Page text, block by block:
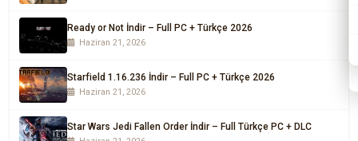
Ready or Not İndir – Full PC + Türkçe 2026
Haziran 21, 2026
Starfield 1.16.236 İndir – Full PC + Türkçe 2026
Haziran 21, 2026
Star Wars Jedi Fallen Order İndir – Full Türkçe PC + DLC